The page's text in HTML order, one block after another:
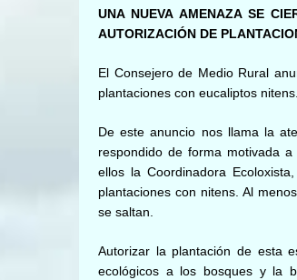
UNA NUEVA AMENAZA SE
AUTORIZACIÓN DE
El Consejero de Medio Rural
plantaciones con eucaliptos nitens.
De este anuncio nos llama la
respondido de forma motivada
ellos la Coordinadora
plantaciones con nitens. Al
se saltan.
Autorizar la plantación de esta
ecológicos a los bosques y la